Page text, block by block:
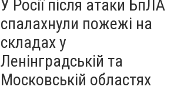
У Росії після атаки БпЛА
спалахнули пожежі на
складах у
Ленінградській та
Московській областях